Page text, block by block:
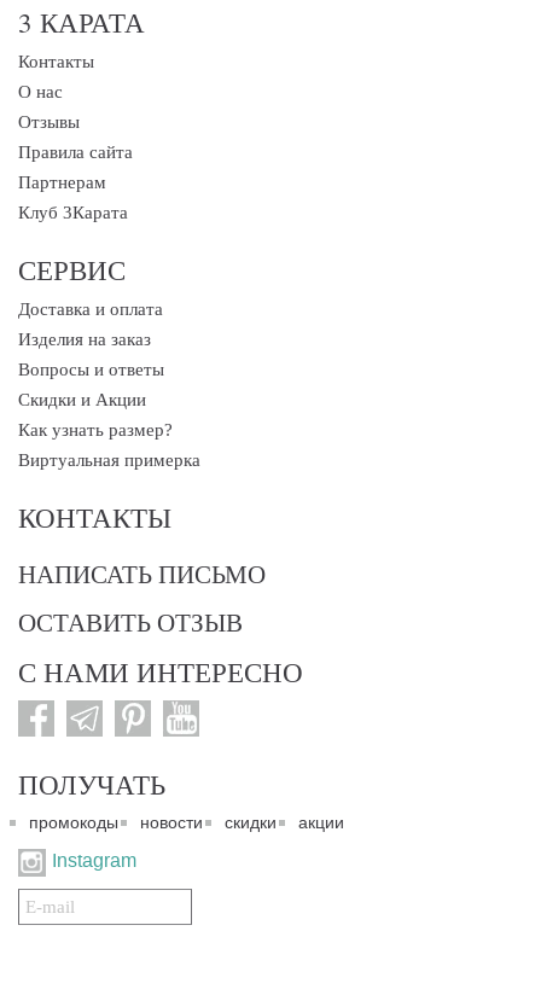
3 КАРАТА
Контакты
О нас
Отзывы
Правила сайта
Партнерам
Клуб 3Карата
СЕРВИС
Доставка и оплата
Изделия на заказ
Вопросы и ответы
Скидки и Акции
Как узнать размер?
Виртуальная примерка
КОНТАКТЫ
НАПИСАТЬ ПИСЬМО
ОСТАВИТЬ ОТЗЫВ
С НАМИ ИНТЕРЕСНО
ПОЛУЧАТЬ
промокоды новости скидки акции
Instagram
Подписаться
на